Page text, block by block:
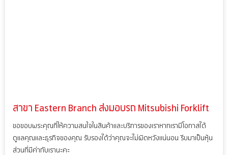
สาขา Eastern Branch ส่งมอบรถ Mitsubishi Forklift
ขอขอบพระคุณที่ให้ความสนใจในสินค้าและบริการของเราหากเรามีโอกาสได้
ดูแลคุณและธุรกิจของคุณ รับรองได้ว่าคุณจะไม่ผิดหวังแน่นอน รีบมาเป็นหุ้น
ส่วนที่มีค่ากับเรานะคะ